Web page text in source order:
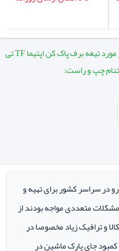
نظرات و پیشنهادات کاربران در مورد تیغه برف پاک کن اپتیما TF تی
در سراسر کشور برای تهیه و
متعددی مواجه بودند از
و ترافیک زیاد مخصوصا در
جای پارک ماشین در